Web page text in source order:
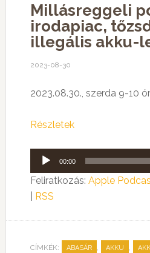
Millásreggeli
irodapiac,
illegális akku-
2023-08-30
2023.08.30., szerda 9-10
Részletek
Audió
lejátszó
00:00
Feliratkozás: Apple
RSS
CÍMKÉK: ABASÁR , AKKU ,